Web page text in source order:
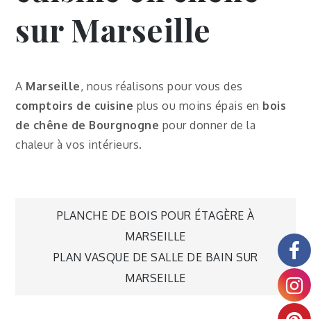
sur Marseille
A Marseille, nous réalisons pour vous des
comptoirs de cuisine plus ou moins épais en bois
de chêne de Bourgnogne pour donner de la
chaleur à vos intérieurs.
PLANCHE DE BOIS POUR ÉTAGÈRE À
MARSEILLE
PLAN VASQUE DE SALLE DE BAIN SUR
MARSEILLE